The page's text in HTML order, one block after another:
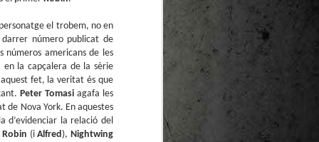
el trobem, no en
número publicat de
números americans de les
en la capçalera de la sèrie
fet, la veritat és que
Peter Tomasiagafa les
de Nova York. En aquestes
d’evidenciar la relació del
Robin (iAlfred),Nightwing
natural de